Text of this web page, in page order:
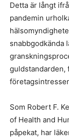
Detta är långt
pandemin
snabbgodkända
guldstandarden,
Som Robert F.
of Health and
påpekat, har